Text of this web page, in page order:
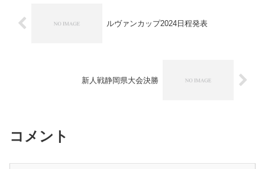
ルヴァンカップ2024日程発表
新人戦静岡県大会決勝
コメント